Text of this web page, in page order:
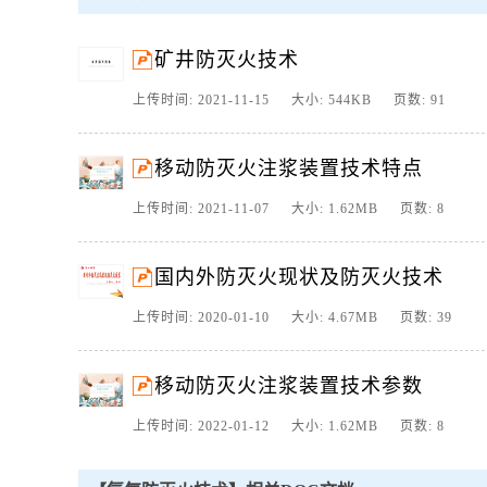
3、一矿井火灾的危害矿井火灾是煤矿安全生产的重大灾害之一.矿
造成人员伤亡同时,矿井发生火灾时往往产生大量有毒有害气体,尤其
5、目 录 关 于 山 东 能 源 肥 矿 集 团 梁 宝 寺 能 源 有 限 责 任 公
7、国内外防灭火现状及防灭火技术,主讲人:梁峰,国内外防灭火现
得到大力的推广和应用,使煤矿生产效率大幅提高,但该。
9、煤矿防灭火技术规范1 一般规定1.1 建设期间必须制定井上下防
规程第215条1.2 木料场矸石山距离进风井不得小于80m.木料场距离矸
矿井防灭火技术
上传时间: 2021-11-15 大小: 544KB 页数: 91
移动防灭火注浆装置技术特点
上传时间: 2021-11-07 大小: 1.62MB 页数: 8
国内外防灭火现状及防灭火技术
上传时间: 2020-01-10 大小: 4.67MB 页数: 39
移动防灭火注浆装置技术参数
上传时间: 2022-01-12 大小: 1.62MB 页数: 8